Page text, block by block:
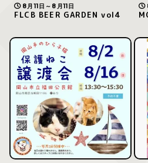
8月11日～8月11日
FLCB BEER GARDEN vol4